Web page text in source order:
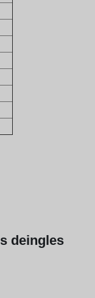
deingles